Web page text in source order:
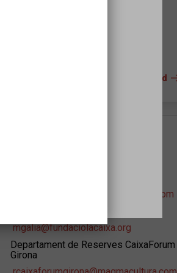
+ info del espacio y la accesibilidad
caixaforumgirona@magmacultura.com
mgalia@fundaciolacaixa.org
Departament de Reserves CaixaForum
Girona